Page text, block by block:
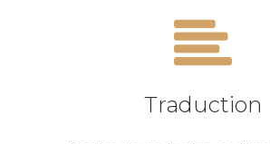
Traduction